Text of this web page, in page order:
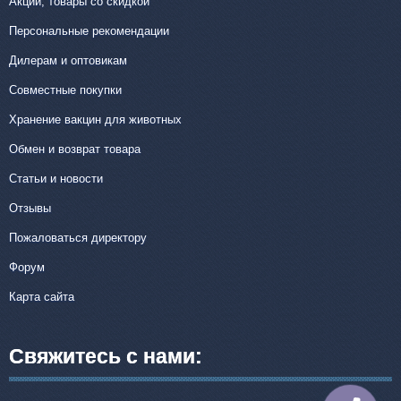
Персональные рекомендации
Дилерам и оптовикам
Совместные покупки
Хранение вакцин для животных
Обмен и возврат товара
Статьи и новости
Отзывы
Пожаловаться директору
Форум
Карта сайта
Свяжитесь с нами: